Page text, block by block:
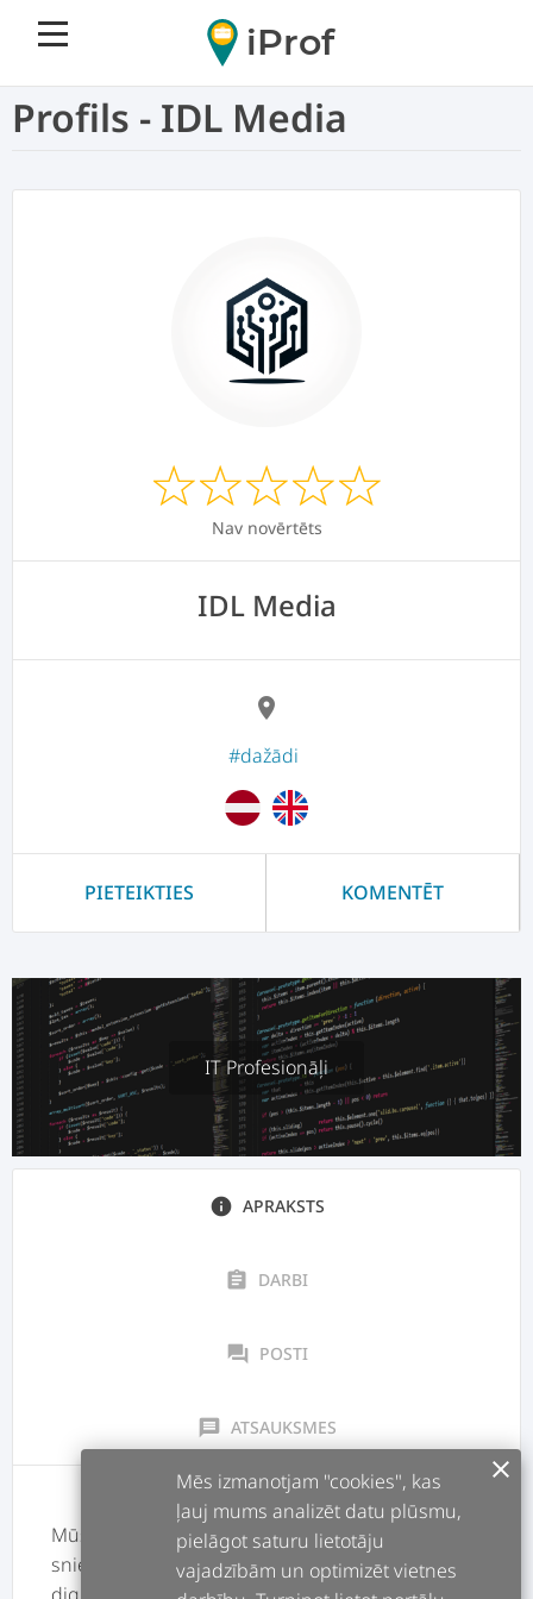
iProf
Profils - IDL Media
Nav novērtēts
IDL Media
location_on
#dažādi
PIETEIKTIES KOMENTĒT
IT Profesionāļi
info APRAKSTS
assignment DARBI
forum POSTI
message ATSAUKSMES
Mūsu kompānija ir progresīvs IT risinājumu
sniedzējs, kas specializējas web dizainā un
Mēs izmanotjam "cookies", kas
ļauj mums analizēt datu plūsmu,
pielāgot saturu lietotāju
vajadzībām un optimizēt vietnes
clear